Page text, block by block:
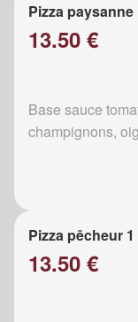
Pizza paysanne
13.50 €
Base sauce
champignons,
Pizza pêcheur
13.50 €